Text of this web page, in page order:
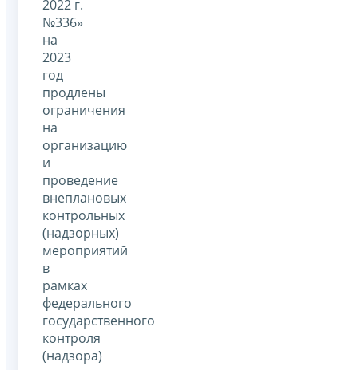
2022 г.
№336»
на
2023
год
продлены
ограничения
на
организацию
и
проведение
внеплановых
контрольных
(надзорных)
мероприятий
в
рамках
федерального
государственного
контроля
(надзора)